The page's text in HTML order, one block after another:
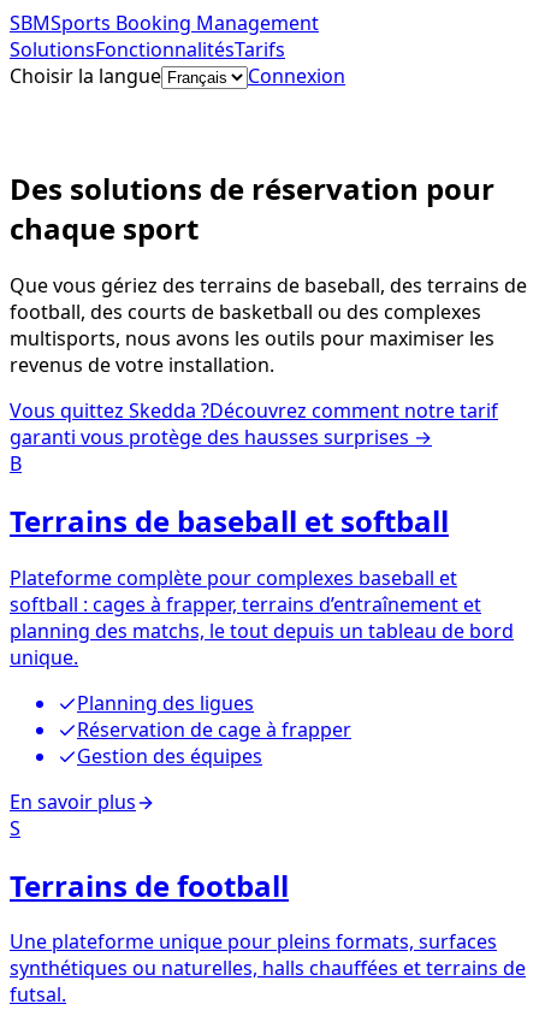
SBMSports Booking Management
SolutionsFonctionnalitésTarifs
Choisir la langue
Connexion
Des solutions de réservation pour
chaque sport
Que vous gériez des terrains de baseball, des terrains de
football, des courts de basketball ou des complexes
multisports, nous avons les outils pour maximiser les
revenus de votre installation.
Vous quittez Skedda ?Découvrez comment notre tarif
garanti vous protège des hausses surprises →
B
Terrains de baseball et softball
Plateforme complète pour complexes baseball et
softball : cages à frapper, terrains d’entraînement et
planning des matchs, le tout depuis un tableau de bord
unique.
Planning des ligues
Réservation de cage à frapper
Gestion des équipes
En savoir plus
S
Terrains de football
Une plateforme unique pour pleins formats, surfaces
synthétiques ou naturelles, halls chauffées et terrains de
futsal.